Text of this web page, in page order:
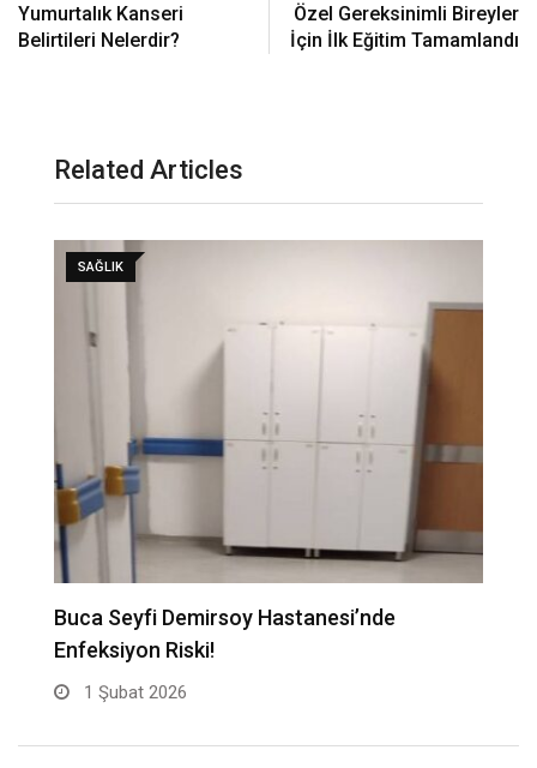
Yumurtalık Kanseri
Belirtileri Nelerdir?
Özel Gereksinimli Bireyler
İçin İlk Eğitim Tamamlandı
Related Articles
SAĞLIK
Buca Seyfi Demirsoy Hastanesi’nde
Enfeksiyon Riski!
1 Şubat 2026